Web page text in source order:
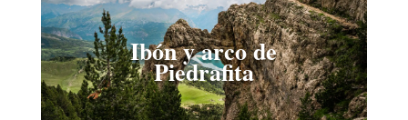
Ibón y arco de
Piedrafita